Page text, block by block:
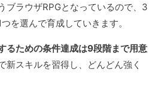
ブラウザRPGとなっているので、3
を選んで育成していきます。
るための条件達成は9段階まで用意
新スキルを習得し、どんどん強く